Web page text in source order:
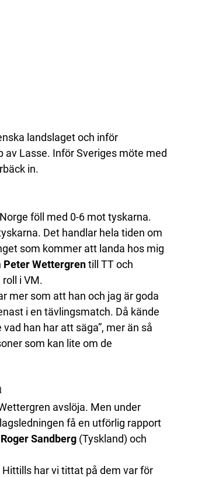
landslaget och inför
Lasse. Inför Sveriges möte med
in.
föll med 0-6 mot tyskarna.
Det handlar hela tiden om
som kommer att landa hos mig
Peter Wettergrentill TT och
i VM.
mer som att han och jag är goda
i en tävlingsmatch. Då kände
han har att säga”, mer än så
som kan lite om de
avslöja. Men under
få en utförlig rapport
Roger Sandberg (Tyskland) och
har vi tittat på dem var för